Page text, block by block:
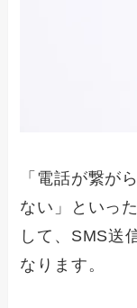
「電話が繋が
ない」といっ
して、SMS送
なります。